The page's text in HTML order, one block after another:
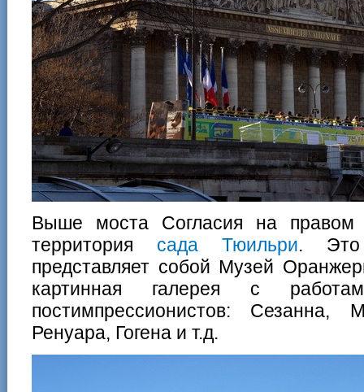
Выше моста Согласия на правом
территория сада Тюильри. Это
представляет собой Музей
картинная галерея с
постимпрессионистов:
Ренуара, Гогена и т.д.